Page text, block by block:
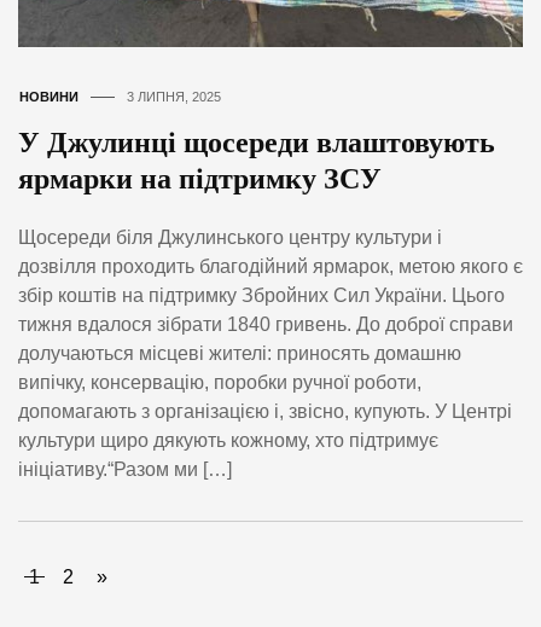
НОВИНИ 3 ЛИПНЯ, 2025
У Джулинці щосереди влаштовують
ярмарки на підтримку ЗСУ
Щосереди біля Джулинського центру культури і
дозвілля проходить благодійний ярмарок, метою якого є
збір коштів на підтримку Збройних Сил України. Цього
тижня вдалося зібрати 1840 гривень. До доброї справи
долучаються місцеві жителі: приносять домашню
випічку, консервацію, поробки ручної роботи,
допомагають з організацією і, звісно, купують. У Центрі
культури щиро дякують кожному, хто підтримує
ініціативу.“Разом ми […]
1 2 »